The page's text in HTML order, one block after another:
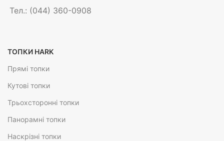
Тел.: (044) 360-0908
ТОПКИ HARK
Прямі топки
Кутові топки
Трьохсторонні топки
Панорамні топки
Наскрізні топки